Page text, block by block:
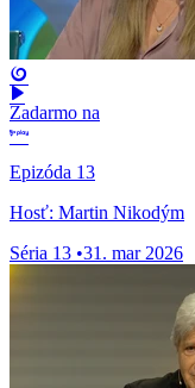
Zadarmo na
Epizóda 13
Hosť: Martin Nikodým
Séria 13 •31. mar 2026